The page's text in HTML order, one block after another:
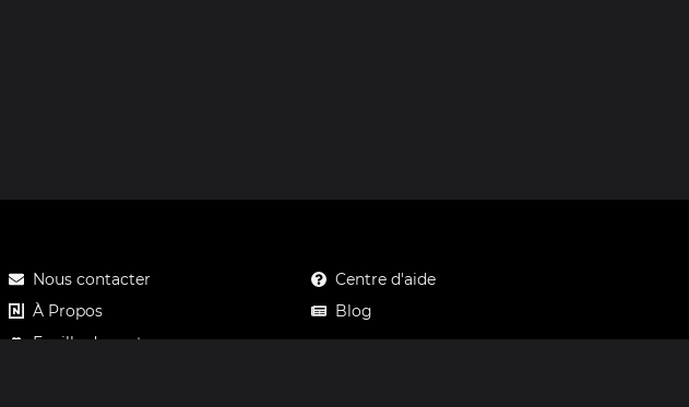
Nous contacter
À Propos
Feuille de route
Centre d'aide
Blog